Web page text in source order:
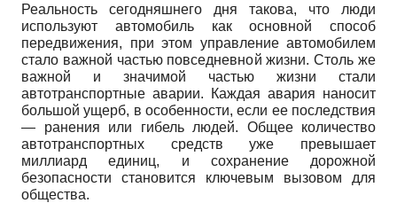
Реальность сегодняшнего дня такова, что люди
используют автомобиль как основной способ
передвижения, при этом управление автомобилем
стало важной частью повседневной жизни. Столь же
важной и значимой частью жизни стали
автотранспортные аварии. Каждая авария наносит
большой ущерб, в особенности, если ее последствия
— ранения или гибель людей. Общее количество
автотранспортных средств уже превышает
миллиард единиц, и сохранение дорожной
безопасности становится ключевым вызовом для
общества.